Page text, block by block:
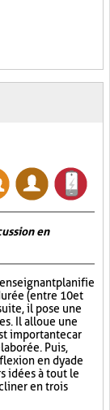
en
planifie
(entre 10 et
il pose une
Il alloue une
importante car
Puis,
en dyade
idées à tout le
en trois